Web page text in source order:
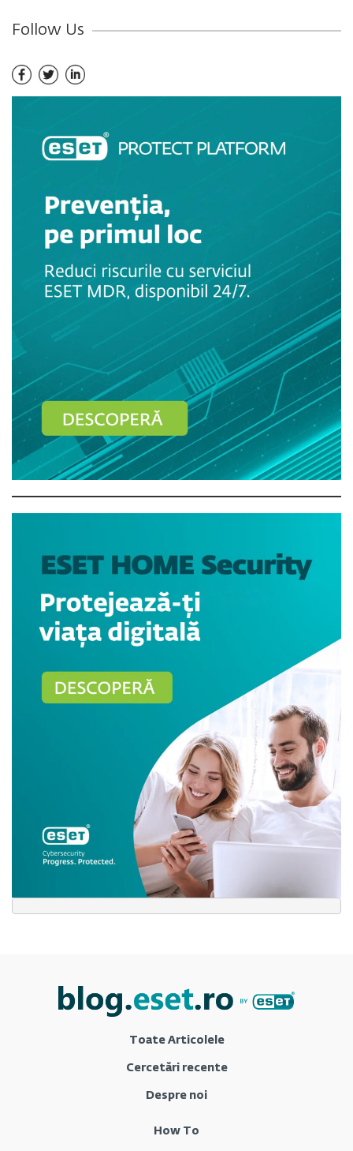
Follow Us
Toate Articolele
Cercetări recente
Despre noi
How To